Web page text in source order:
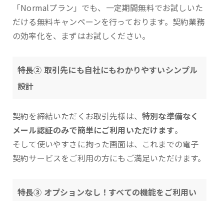
「Normalプラン」でも、一定期間無料でお試しいた
だける無料キャンペーンを行っております。契約業務
の効率化を、まずはお試しください。
特長② 取引先にも自社にもわかりやすいシンプル
設計
契約を締結いただくお取引先様は、 特別な準備なく
メール認証のみで簡単にご利用いただけます。
そして使いやすさに拘った画面は、これまでの電子
契約サービスをご利用の方にもご満足いただけます。
特長③ オプションなし！すべての機能をご利用い